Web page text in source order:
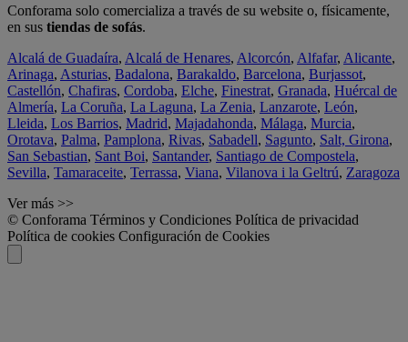
Conforama solo comercializa a través de su website o, físicamente,
en sus tiendas de sofás.
Alcalá de Guadaíra, Alcalá de Henares, Alcorcón, Alfafar, Alicante,
Arinaga, Asturias, Badalona, Barakaldo, Barcelona, Burjassot,
Castellón, Chafiras, Cordoba, Elche, Finestrat, Granada, Huércal de
Almería, La Coruña, La Laguna, La Zenia, Lanzarote, León,
Lleida, Los Barrios, Madrid, Majadahonda, Málaga, Murcia,
Orotava, Palma, Pamplona, Rivas, Sabadell, Sagunto, Salt, Girona,
San Sebastian, Sant Boi, Santander, Santiago de Compostela,
Sevilla, Tamaraceite, Terrassa, Viana, Vilanova i la Geltrú, Zaragoza
Ver más >>
© Conforama Términos y Condiciones Política de privacidad
Política de cookies Configuración de Cookies